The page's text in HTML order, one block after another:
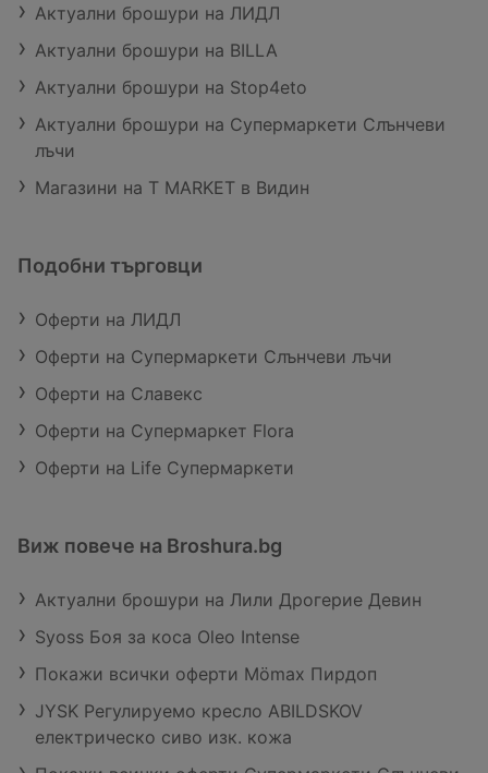
Актуални брошури на ЛИДЛ
Актуални брошури на BILLA
Актуални брошури на Stop4eto
Актуални брошури на Супермаркети Слънчеви
лъчи
Магазини на T MARKET в Видин
Подобни търговци
Оферти на ЛИДЛ
Оферти на Супермаркети Слънчеви лъчи
Оферти на Славекс
Оферти на Супермаркет Flora
Оферти на Life Супермаркети
Виж повече на Broshura.bg
Актуални брошури на Лили Дрогерие Девин
Syoss Боя за коса Oleo Intense
Покажи всички оферти Mömax Пирдоп
JYSK Регулируемо кресло ABILDSKOV
електрическо сиво изк. кожа